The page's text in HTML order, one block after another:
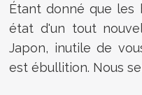
Étant donné que les
état d'un tout
Japon, inutile de
est ébullition. Nous